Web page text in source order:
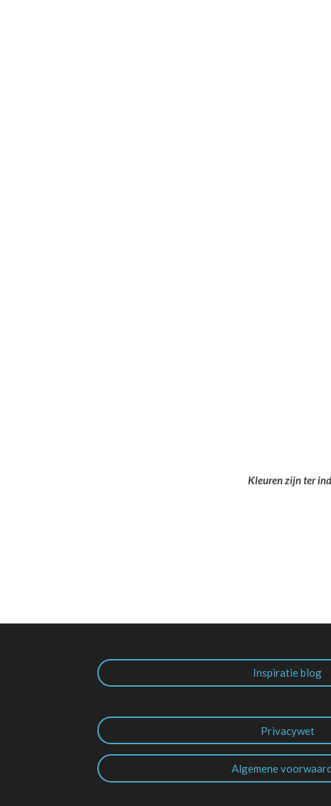
Kleuren zijn ter
Inspiratie blog
Privacywet
Algemene